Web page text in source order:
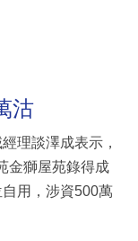
沽
理談澤成表示，
金獅屋苑錄得成
用，涉資500萬